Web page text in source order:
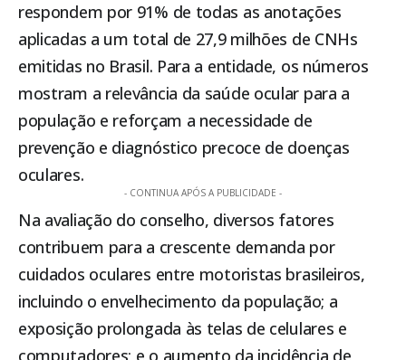
respondem por 91% de todas as anotações
aplicadas a um total de 27,9 milhões de CNHs
emitidas no Brasil. Para a entidade, os números
mostram a relevância da saúde ocular para a
população e reforçam a necessidade de
prevenção e diagnóstico precoce de doenças
oculares.
- CONTINUA APÓS A PUBLICIDADE -
Na avaliação do conselho, diversos fatores
contribuem para a crescente demanda por
cuidados oculares entre motoristas brasileiros,
incluindo o envelhecimento da população; a
exposição prolongada às telas de celulares e
computadores; e o aumento da incidência de